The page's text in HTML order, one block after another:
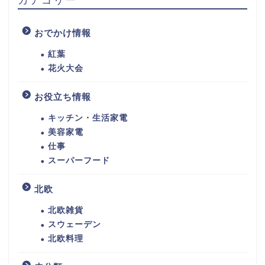
おでかけ情報
紅葉
花火大会
お役立ち情報
キッチン・生活家電
美容家電
仕事
スーパーフード
北欧
北欧雑貨
スウェーデン
北欧料理